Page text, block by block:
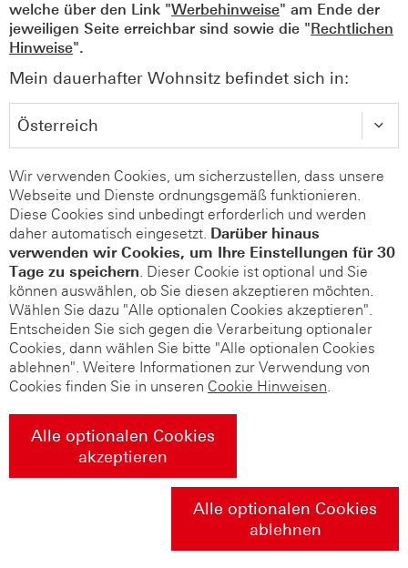
welche über den Link "Werbehinweise" am Ende der
jeweiligen Seite erreichbar sind sowie die "Rechtlichen
Hinweise".
Mein dauerhafter Wohnsitz befindet sich in:
Wir verwenden Cookies, um sicherzustellen, dass unsere
Webseite und Dienste ordnungsgemäß funktionieren.
Diese Cookies sind unbedingt erforderlich und werden
daher automatisch eingesetzt. Darüber hinaus
verwenden wir Cookies, um Ihre Einstellungen für 30
Tage zu speichern. Dieser Cookie ist optional und Sie
können auswählen, ob Sie diesen akzeptieren möchten.
Wählen Sie dazu "Alle optionalen Cookies akzeptieren".
Entscheiden Sie sich gegen die Verarbeitung optionaler
Cookies, dann wählen Sie bitte "Alle optionalen Cookies
ablehnen". Weitere Informationen zur Verwendung von
Cookies finden Sie in unseren Cookie Hinweisen.
Alle optionalen Cookies
akzeptieren
Alle optionalen Cookies
ablehnen